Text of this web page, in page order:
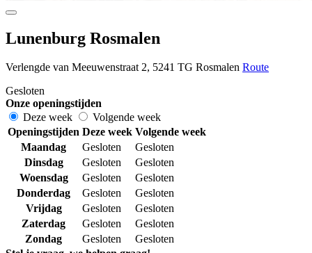
Lunenburg Rosmalen
Verlengde van Meeuwenstraat 2, 5241 TG Rosmalen Route
Gesloten
Onze openingstijden
Deze week
Volgende week
Openingstijden Deze week Volgende week
Maandag
Gesloten
Gesloten
Dinsdag
Gesloten
Gesloten
Woensdag
Gesloten
Gesloten
Donderdag
Gesloten
Gesloten
Vrijdag
Gesloten
Gesloten
Zaterdag
Gesloten
Gesloten
Zondag
Gesloten
Gesloten